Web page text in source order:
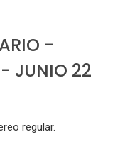
-
- JUNIO 22
regular.